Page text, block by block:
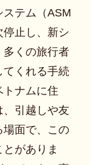
ステム（ASM
停止し、新シ
多くの旅行者
てくれる手続
トナムに住
引越しや友
場面で、この
がありま